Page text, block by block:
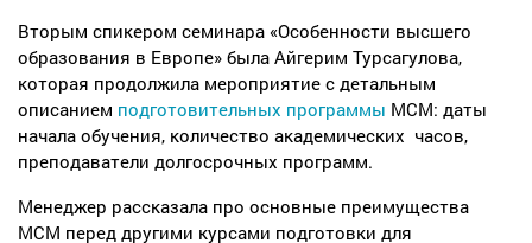
Вторым спикером семинара «Особенности высшего
образования в Европе» была Айгерим Турсагулова,
которая продолжила мероприятие с детальным
описанием подготовительных программы МСМ: даты
начала обучения, количество академических часов,
преподаватели долгосрочных программ.
Менеджер рассказала про основные преимущества
МСМ перед другими курсами подготовки для